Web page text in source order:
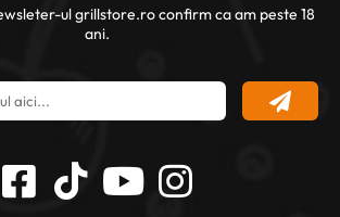
ul grillstore.ro confirm ca am peste 18
ani.